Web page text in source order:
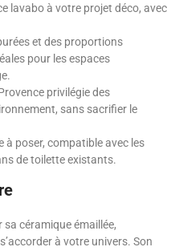
lavabo à votre projet déco, avec
et des proportions
pour les espaces
privilégie des
sans sacrifier le
à poser, compatible avec les
de toilette existants.
céramique émaillée,
à votre univers. Son